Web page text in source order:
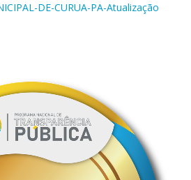
DE-CURUA-PA-Atualização